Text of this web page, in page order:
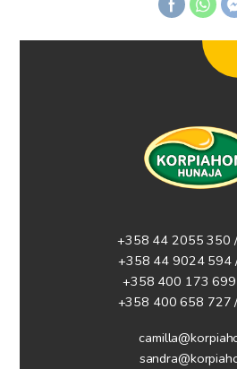
+358 44 2055 350
+358 44 9024 594
+358 400 173 699
+358 400 658 727